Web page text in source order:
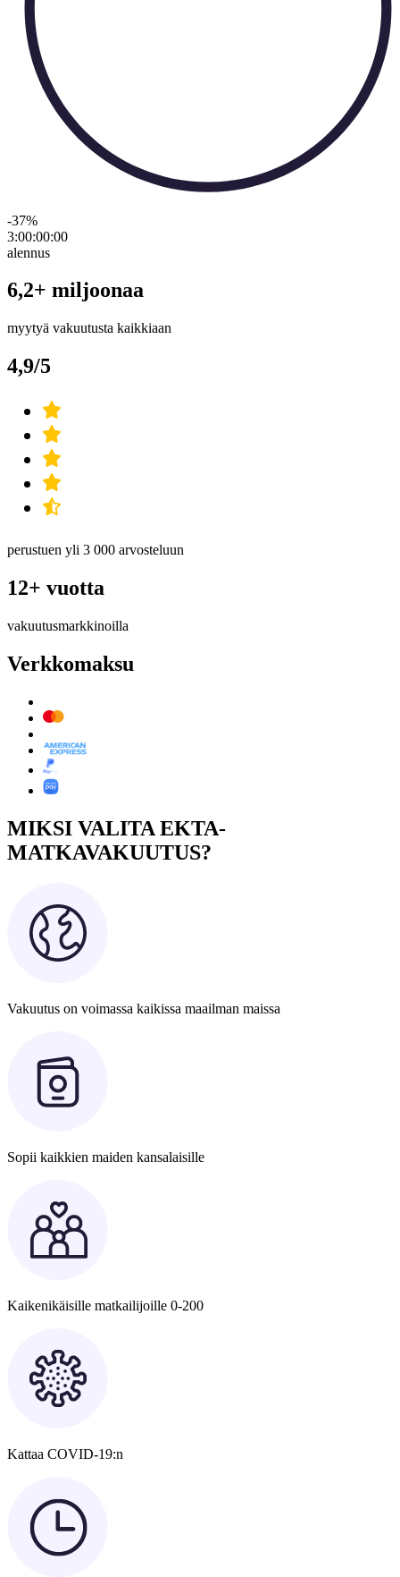
-37%
3:00:00:00
alennus
6,2+ miljoonaa
myytyä vakuutusta kaikkiaan
4,9/5
perustuen yli 3 000 arvosteluun
12+ vuotta
vakuutusmarkkinoilla
Verkkomaksu
MIKSI VALITA EKTA-
MATKAVAKUUTUS?
Vakuutus on voimassa kaikissa maailman maissa
Sopii kaikkien maiden kansalaisille
Kaikenikäisille matkailijoille 0-200
Kattaa COVID-19:n